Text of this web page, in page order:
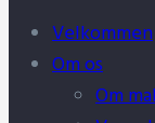
Velkommen
Om os
Om